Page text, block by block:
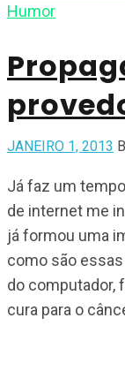
Humor
JANEIRO 1, 2013
Já faz um
de internet me
já formou uma
como são
do computador,
cura para o